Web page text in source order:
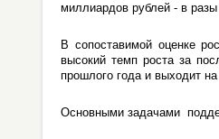
миллиардов рублей - в
В сопоставимой оценке
высокий темп роста за
прошлого года и выходит
Основными задачами